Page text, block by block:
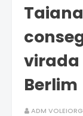
virada
Berlim
ADM VOLEIORG